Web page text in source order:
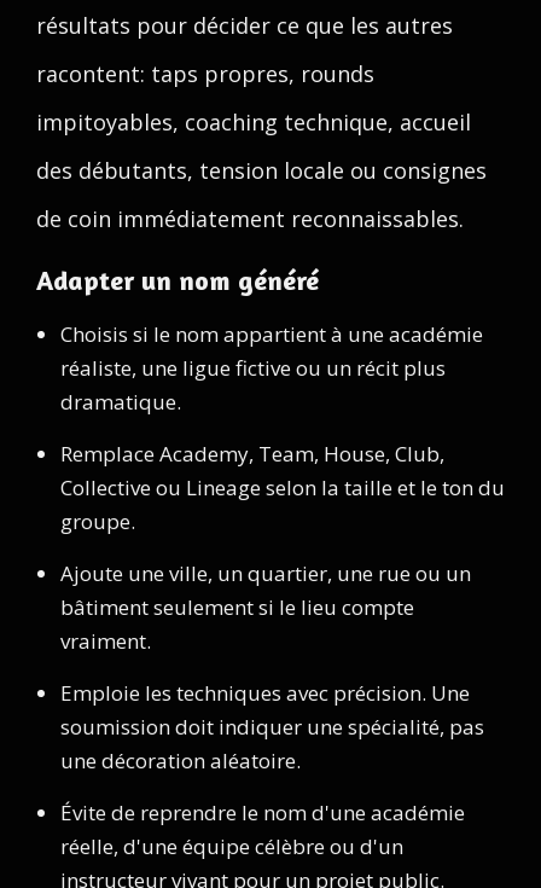
résultats pour décider ce que les autres
racontent: taps propres, rounds
impitoyables, coaching technique, accueil
des débutants, tension locale ou consignes
de coin immédiatement reconnaissables.
Adapter un nom généré
Choisis si le nom appartient à une académie
réaliste, une ligue fictive ou un récit plus
dramatique.
Remplace Academy, Team, House, Club,
Collective ou Lineage selon la taille et le ton du
groupe.
Ajoute une ville, un quartier, une rue ou un
bâtiment seulement si le lieu compte
vraiment.
Emploie les techniques avec précision. Une
soumission doit indiquer une spécialité, pas
une décoration aléatoire.
Évite de reprendre le nom d'une académie
réelle, d'une équipe célèbre ou d'un
instructeur vivant pour un projet public.